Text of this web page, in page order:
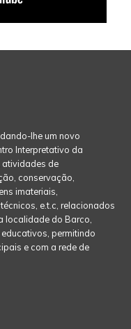
lhe um novo
Interpretativo da
atividades de
conservação,
imateriais,
e.t.c, relacionados
localidade do Barco,
permitindo
e com a rede de